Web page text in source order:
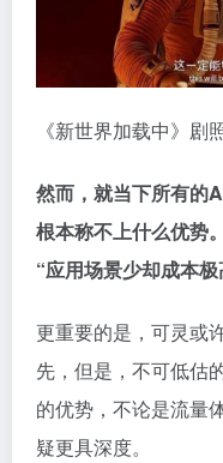
《新世界加载中》剧
然而，就当下所有的
根本称不上什么优势
“应用场景少却成本极
更重要的是，可灵或
先，但是，不可低估
的优势，不论是流量
疑更具深度。